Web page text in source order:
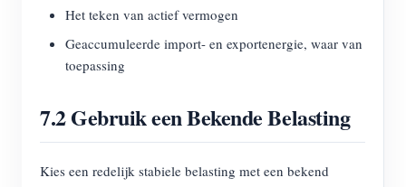
Het teken van actief vermogen
Geaccumuleerde import- en exportenergie, waar van
toepassing
7.2 Gebruik een Bekende Belasting
Kies een redelijk stabiele belasting met een bekend